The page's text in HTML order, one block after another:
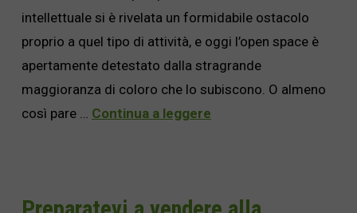
intellettuale si è rivelata un formidabile ostacolo
proprio a quel tipo di attività, e oggi l’open space è
apertamente detestato dalla stragrande
maggioranza di coloro che lo subiscono. O almeno
così pare … Continua a leggere